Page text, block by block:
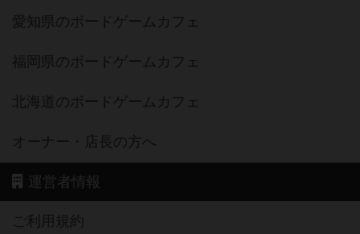
愛知県のボードゲームカフェ
福岡県のボードゲームカフェ
北海道のボードゲームカフェ
オーナー・店長の方へ
運営者情報
ご利用規約